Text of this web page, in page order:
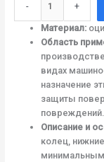
- +
Материал:
Область
видах
назначение
защиты
повреждений.
Описание и
колец,
минимальным